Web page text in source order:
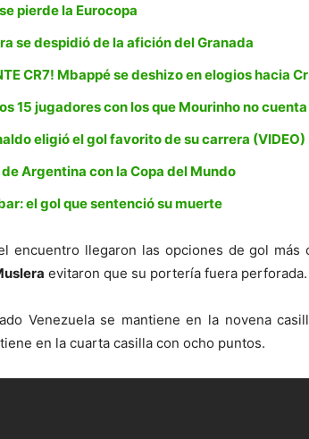
pierde la Eurocopa
se despidió de la afición del Granada
CR7! Mbappé se deshizo en elogios hacia
15 jugadores con los que Mourinho no cuenta
eligió el gol favorito de su carrera (VIDEO)
Argentina con la Copa del Mundo
el gol que sentenció su muerte
encuentro llegaron las opciones de gol más
evitaron que su portería fuera perforada.
Venezuela se mantiene en la novena
en la cuarta casilla con ocho puntos.